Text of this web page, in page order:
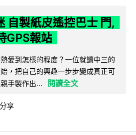
自製紙皮遙控巴士 門,
GPS報站
愛到怎樣的程度？一位就讀中三的
，把自己的興趣一步步變成真正可
手製作出...
閱讀全文
分享